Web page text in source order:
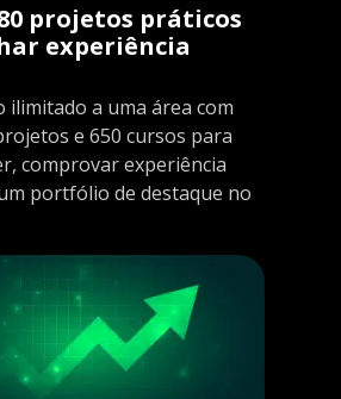
projetos práticos
experiência
ilimitado a uma área com
e 650 cursos para
comprovar experiência
portfólio de destaque no